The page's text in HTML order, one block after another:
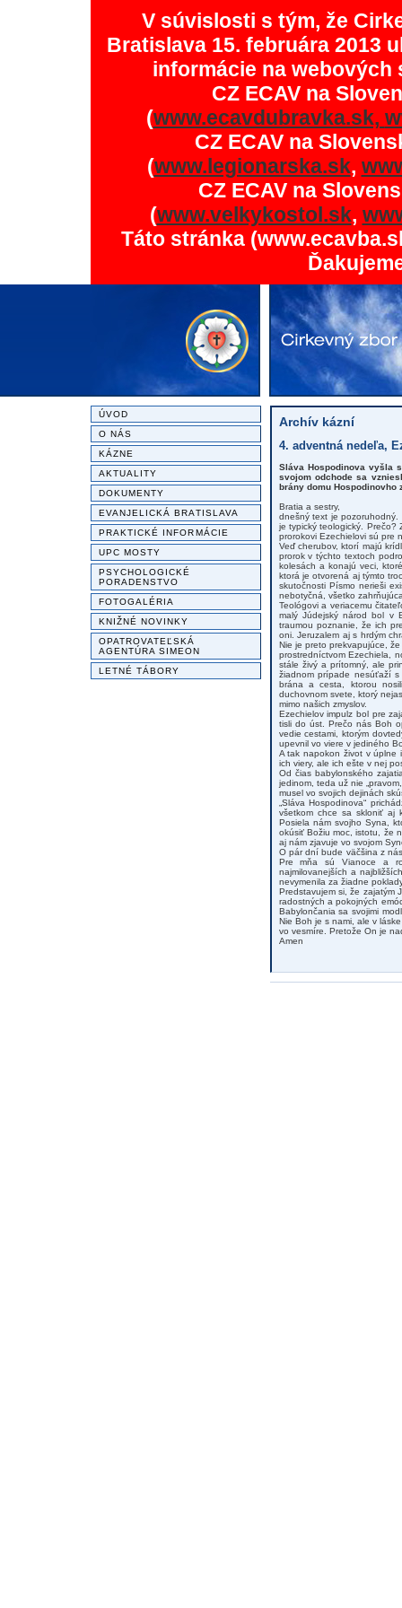
V súvislosti s tým, že
Bratislava 15. februára 2013
informácie na
CZ ECAV na
(www.ecavdubravka.sk,
CZ ECAV na
(www.legionarska.sk,
CZ ECAV na
(www.velkykostol.sk,
Táto stránka
ÚVOD
O NÁS
KÁZNE
AKTUALITY
DOKUMENTY
EVANJELICKÁ BRATISLAVA
PRAKTICKÉ INFORMÁCIE
UPC MOSTY
PSYCHOLOGICKÉ
PORADENSTVO
FOTOGALÉRIA
KNIŽNÉ NOVINKY
OPATROVATEĽSKÁ
AGENTÚRA SIMEON
LETNÉ TÁBORY
Archív kázní
4. adventná nedeľa,
Sláva Hospodinova vyšla
svojom odchode sa
brány domu Hospodinovho
Bratia a sestry,
dnešný text je
je typický teologický. Prečo?
prorokovi Ezechielovi sú pre
Veď cherubov, ktorí majú
prorok v týchto textoch
kolesách a konajú veci,
ktorá je otvorená aj týmto
skutočnosti Písmo nerieši
nebotyčná, všetko
Teológovi a veriacemu
malý Júdejský národ bol v
traumou poznanie, že ich
oni. Jeruzalem aj s hrdým
Nie je preto prekvapujúce,
prostredníctvom Ezechiela,
stále živý a prítomný, ale
žiadnom prípade nesúťaží
brána a cesta, ktorou
duchovnom svete, ktorý
mimo našich zmyslov.
Ezechielov impulz bol pre
tisli do úst. Prečo nás Boh
vedie cestami, ktorým
upevnil vo viere v jediného
A tak napokon život v úplne
ich viery, ale ich ešte v nej
Od čias babylonského
jedinom, teda už nie
musel vo svojich dejinách
„Sláva Hospodinova“
všetkom chce sa skloniť aj
Posiela nám svojho Syna,
okúsiť Božiu moc, istotu, že
aj nám zjavuje vo svojom
O pár dní bude väčšina z
Pre mňa sú Vianoce a
najmilovanejších a
nevymenila za žiadne
Predstavujem si, že zajatým
radostných a pokojných
Babylončania sa svojimi
Nie Boh je s nami, ale v
vo vesmíre. Pretože On je
Amen